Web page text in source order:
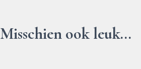
Misschien ook leuk...